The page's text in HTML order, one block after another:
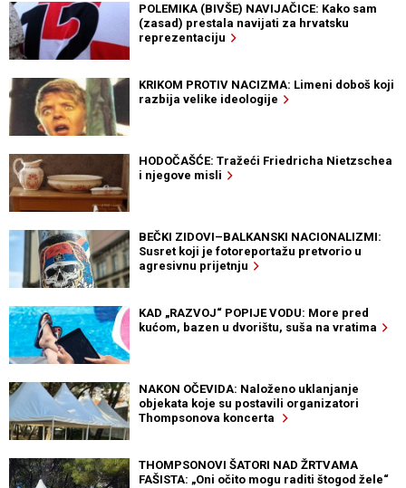
POLEMIKA (BIVŠE) NAVIJAČICE: Kako sam
(zasad) prestala navijati za hrvatsku
reprezentaciju
KRIKOM PROTIV NACIZMA: Limeni doboš koji
razbija velike ideologije
HODOČAŠĆE: Tražeći Friedricha Nietzschea
i njegove misli
BEČKI ZIDOVI–BALKANSKI NACIONALIZMI:
Susret koji je fotoreportažu pretvorio u
agresivnu prijetnju
KAD „RAZVOJ“ POPIJE VODU: More pred
kućom, bazen u dvorištu, suša na vratima
NAKON OČEVIDA: Naloženo uklanjanje
objekata koje su postavili organizatori
Thompsonova koncerta
THOMPSONOVI ŠATORI NAD ŽRTVAMA
FAŠISTA: „Oni očito mogu raditi štogod žele“